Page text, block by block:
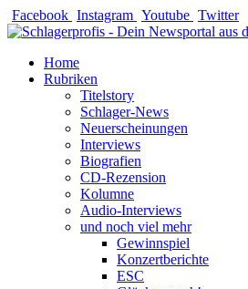
Zum
Inhalt
Facebook Instagram Youtube Twitter
Home
Rubriken
Titelstory
Schlager-News
Neuerscheinungen
Interviews
Biografien
CD-Rezension
Kolumne
Audio-Interviews
und noch viel mehr
Gewinnspiel
Konzertberichte
ESC